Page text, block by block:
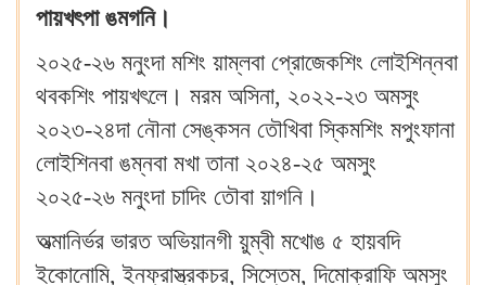
পায়খৎপা ঙমগনি।
২০২৫-২৬ মনুংদা মশিং য়াম্লবা প্রোজেকশিং লোইশিন্নবা
থবকশিং পায়খৎলে। মরম অসিনা, ২০২২-২৩ অমসুং
২০২৩-২৪দা নৌনা সেঙ্কসন তৌখিবা স্কিমশিং মপুংফানা
লোইশিনবা ঙম্নবা মখা তানা ২০২৪-২৫ অমসুং
২০২৫-২৬ মনুংদা চাদিং তৌবা য়াগনি।
অত্মানির্ভর ভারত অভিয়ানগী য়ুম্বী মখোঙ ৫ হায়বদি
ইকোনোমি, ইনফ্রাস্ত্রকচর, সিস্তেম, দিমোক্রাফি অমসুং